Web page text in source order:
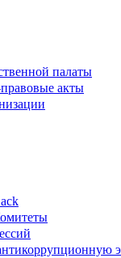
палаты
акты